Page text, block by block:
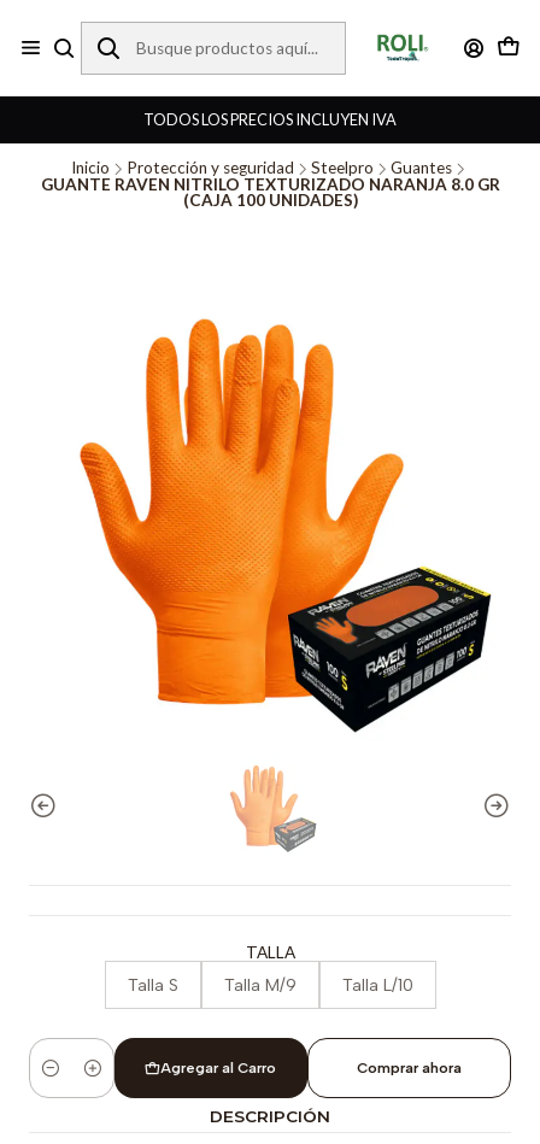
TODOS LOS PRECIOS INCLUYEN IVA
Inicio Protección y seguridad Steelpro
Guantes
GUANTE RAVEN NITRILO TEXTURIZADO NARANJA 8.0 GR
(CAJA 100 UNIDADES)
TALLA
Talla S Talla M/9 Talla L/10
Cantidad
Agregar al Carro Comprar ahora
DESCRIPCIÓN